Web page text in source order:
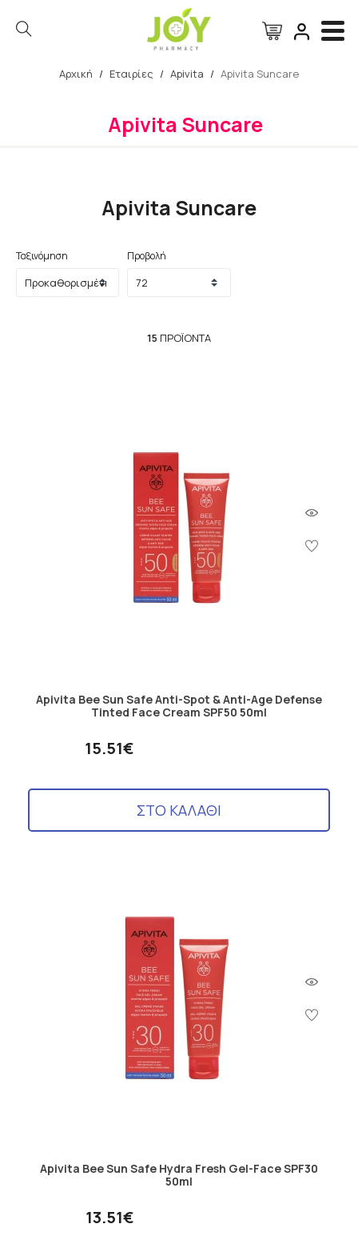
Αρχική / Εταιρίες / Apivita / Apivita Suncare
Apivita Suncare
Apivita Suncare
Ταξινόμηση Προβολή
15 ΠΡΟΪΌΝΤΑ
Apivita Bee Sun Safe Anti-Spot & Anti-Age Defense
Tinted Face Cream SPF50 50ml
15.51€
ΣΤΟ ΚΑΛΑΘΙ
Apivita Bee Sun Safe Hydra Fresh Gel-Face SPF30
50ml
13.51€